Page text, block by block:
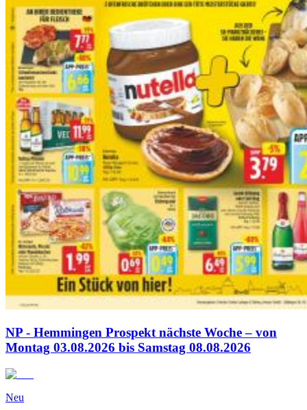
NP - Hemmingen Prospekt nächste Woche – von
Montag 03.08.2026 bis Samstag 08.08.2026
Neu